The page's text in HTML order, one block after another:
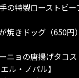
の特製ローストビー
焼きドッグ（650円
ニョの唐揚げタコ
ル・ノパル】